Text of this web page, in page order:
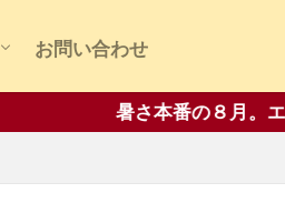
お問い合わせ
暑さ本番の８月。エアコン